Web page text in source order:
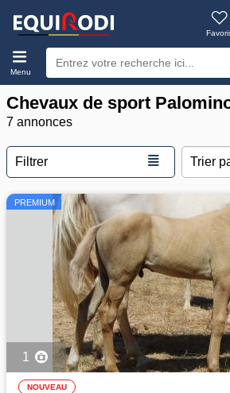
Menu
Chevaux de sport
7 annonces
Filtrer ≣
PREMIUM
1
NOUVEAU